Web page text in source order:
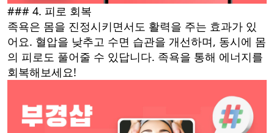
### 4. 피로 회복
족욕은 몸을 진정시키면서도 활력을 주는 효과가 있
어요. 혈압을 낮추고 수면 습관을 개선하며, 동시에 몸
의 피로도 풀어줄 수 있답니다. 족욕을 통해 에너지를
회복해보세요!